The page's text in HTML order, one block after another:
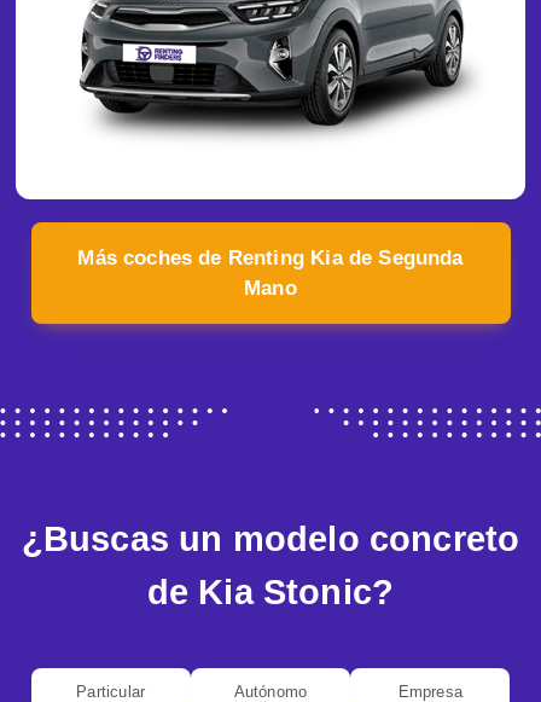
Más coches de Renting Kia de Segunda
Mano
¿Buscas un modelo concreto
de Kia Stonic?
Particular Autónomo Empresa